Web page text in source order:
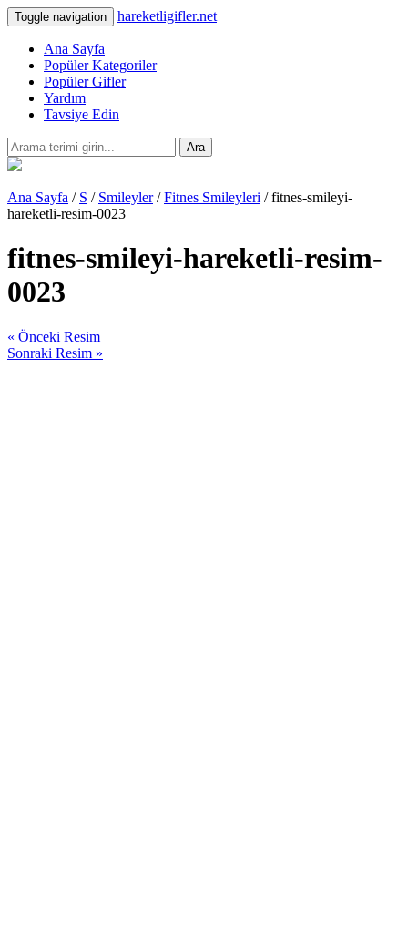
Toggle navigation hareketligifler.net
Ana Sayfa
Popüler Kategoriler
Popüler Gifler
Yardım
Tavsiye Edin
Ara
Ana Sayfa / S / Smileyler/Fitnes Smileyleri / fitnes-smileyi-
hareketli-resim-0023
fitnes-smileyi-hareketli-resim-
0023
« Önceki Resim
Sonraki Resim »